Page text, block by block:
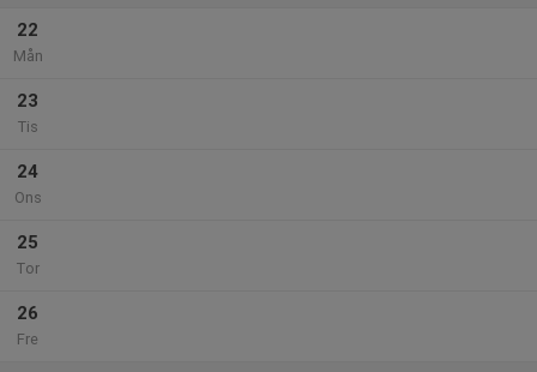
22
Mån
23
Tis
24
Ons
25
Tor
26
Fre